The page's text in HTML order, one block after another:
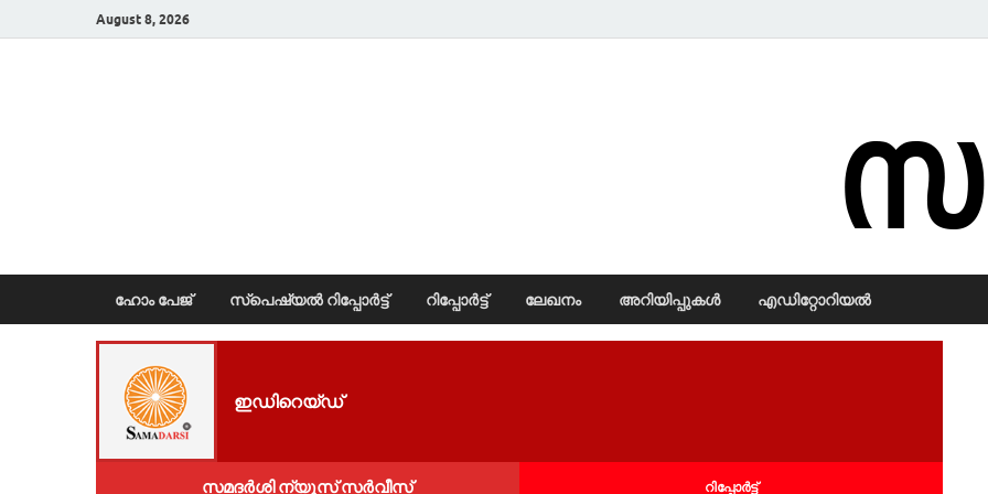
August 8, 2026
ഹോം പേജ് സ്പെഷ്യൽ റിപ്പോര്‍ട്ട് റിപ്പോര്‍ട്ട് ലേഖനം അറിയിപ്പുകള്‍ എഡിറ്റോറിയല്‍
ഇഡിറെയ്ഡ്
സമദർശി ന്യൂസ് സർവീസ് റിപ്പോര്‍ട്ട്